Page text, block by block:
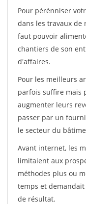
Pour pérénniser
dans les travaux de
faut pouvoir
chantiers de son
d'affaires.
Pour les meilleurs
parfois suffire mais
augmenter leurs
passer par un
le secteur du
Avant internet, les
limitaient aux
méthodes plus ou
temps et
de résultat.